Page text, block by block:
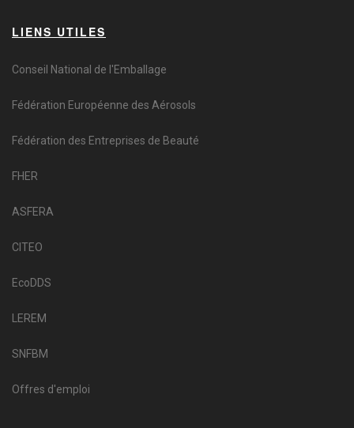
LIENS UTILES
Conseil National de l'Emballage
Fédération Européenne des Aérosols
Fédération des Entreprises de Beauté
FHER
ASFERA
CITEO
EcoDDS
LEREM
SNFBM
Offres d'emploi